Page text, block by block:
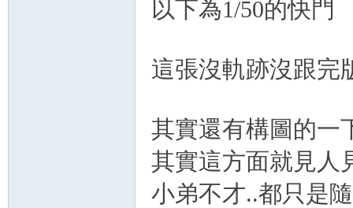
以下為1/50的快門
這張沒軌跡沒跟完
其實還有構圖的一
其實這方面就見人
小弟不才..都只是